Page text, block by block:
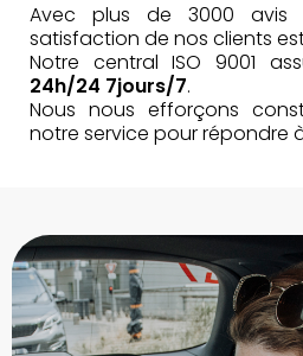
Avec plus de 3000 avis
satisfaction de nos clients
Notre central ISO 9001
24h/24 7jours/7.
Nous nous efforçons
notre service pour répondre